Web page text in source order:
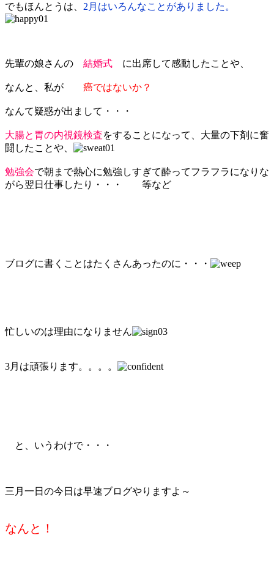
でもほんとうは、 2月はいろんなことがありました。
先輩の娘さんの 結婚式 に出席して感動したことや、
なんと、私が 癌ではないか？
なんて疑惑が出まして・・・
大腸と胃の内視鏡検査をすることになって、大量の下剤に奮
闘したことや、
勉強会で朝まで熱心に勉強しすぎて酔ってフラフラになりな
がら翌日仕事したり・・・ 等など
ブログに書くことはたくさんあったのに・・・
忙しいのは理由になりません
3月は頑張ります。。。。
と、いうわけで・・・
三月一日の今日は早速ブログやりますよ～
なんと！